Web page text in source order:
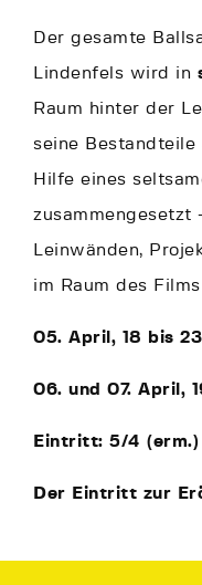
Der gesamte
Lindenfels wird in
Raum hinter der
seine
Hilfe eines
zusammengesetzt
Leinwänden,
im Raum des
05. April, 18 bis
06. und 07. April,
Eintritt: 5/4
Der Eintritt zur